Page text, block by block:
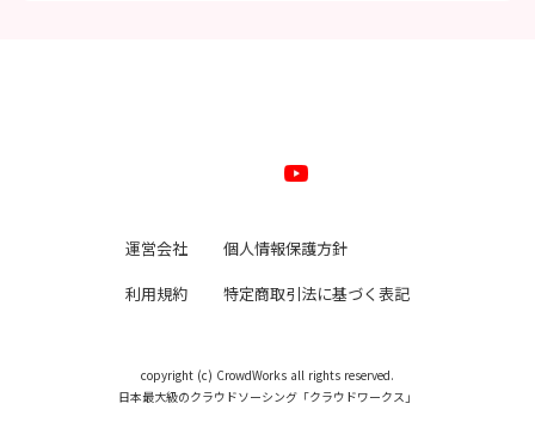
運営会社
利用規約
個人情報保護方針
特定商取引法に基づく表記
copyright (c) CrowdWorks all rights reserved.
日本最大級のクラウドソーシング「クラウドワークス」